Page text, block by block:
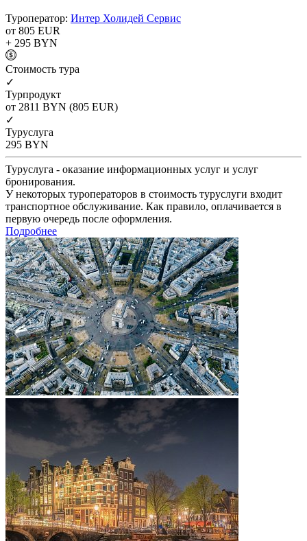
Туроператор: Интер Холидей Сервис
от 805 EUR
+ 295 BYN
Cтоимость тура
✓
Турпродукт
от 2811 BYN (805 EUR)
✓
Туруслуга
295 BYN
Туруслуга - оказание информационных услуг и услуг
бронирования.
У некоторых туроператоров в стоимость туруслуги входит
транспортное обслуживание. Как правило, оплачивается в
первую очередь после оформления.
Подробнее